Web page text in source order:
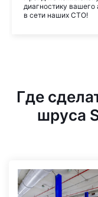
диагностику вашего
в сети наших СТО!
Где
шруса